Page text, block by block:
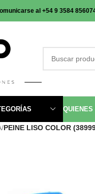
al +54 9 3584
QUIENES
/PEINE LISO COLOR